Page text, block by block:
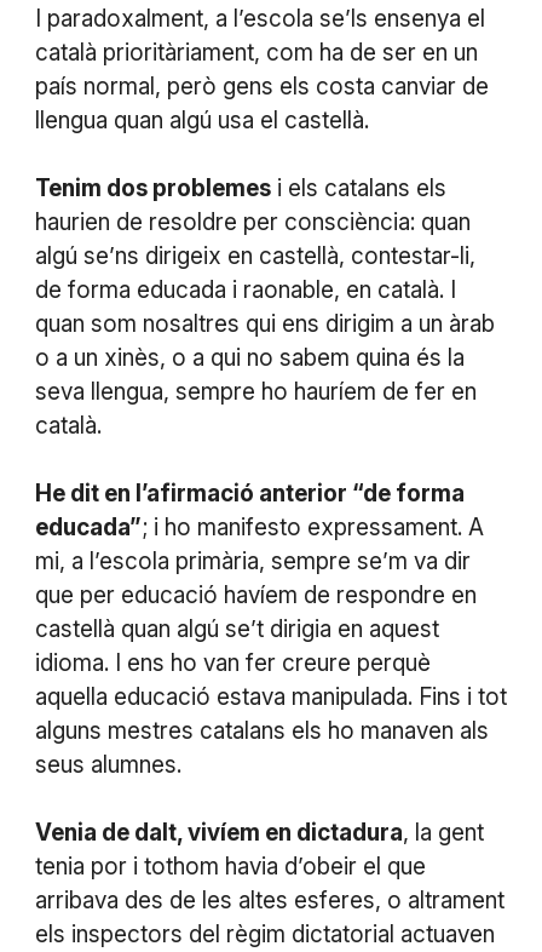
I paradoxalment, a l’escola se’ls ensenya el
català prioritàriament, com ha de ser en un
país normal, però gens els costa canviar de
llengua quan algú usa el castellà.
Tenim dos problemesi els catalans els
haurien de resoldre per consciència: quan
algú se’ns dirigeix en castellà, contestar-li,
de forma educada i raonable, en català. I
quan som nosaltres qui ens dirigim a un àrab
o a un xinès, o a qui no sabem quina és la
seva llengua, sempre ho hauríem de fer en
català.
He dit en l’afirmació anterior “de forma
educada”; i ho manifesto expressament. A
mi, a l’escola primària, sempre se’m va dir
que per educació havíem de respondre en
castellà quan algú se’t dirigia en aquest
idioma. I ens ho van fer creure perquè
aquella educació estava manipulada. Fins i tot
alguns mestres catalans els ho manaven als
seus alumnes.
Venia de dalt, vivíem en dictadura, la gent
tenia por i tothom havia d’obeir el que
arribava des de les altes esferes, o altrament
els inspectors del règim dictatorial actuaven